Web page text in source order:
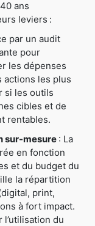
ans
leviers :
par un audit
pour
les dépenses
les plus
si les outils
cibles et de
rentables.
sur-mesure : La
en fonction
et du budget du
la répartition
print,
à fort impact.
l’utilisation du